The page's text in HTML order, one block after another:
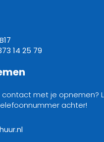
14 25 79
contact met je opnemen?
achter!